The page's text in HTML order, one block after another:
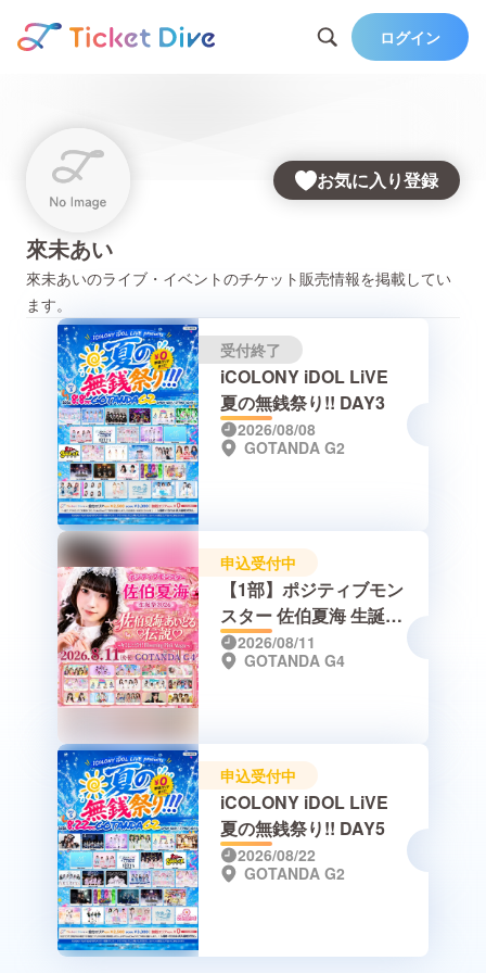
ログイン
お気に入り登録
來未あい
來未あいのライブ・イベントのチケット販売情報を掲載してい
ます。
受付終了
iCOLONY iDOL LiVE
夏の無銭祭り!! DAY3
2026/08/08
GOTANDA G2
申込受付中
【1部】ポジティブモン
スター 佐伯夏海 生誕祭
2026 佐伯夏海あいどる
伝説♡ 〜キミにとど
2026/08/11
GOTANDA G4
申込受付中
iCOLONY iDOL LiVE
夏の無銭祭り!! DAY5
2026/08/22
GOTANDA G2